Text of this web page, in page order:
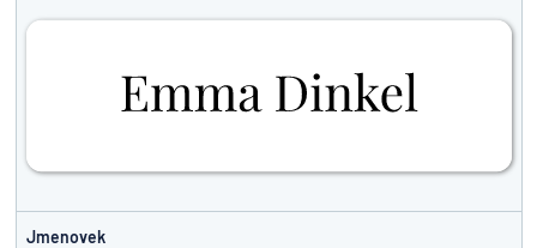
Jmenovek